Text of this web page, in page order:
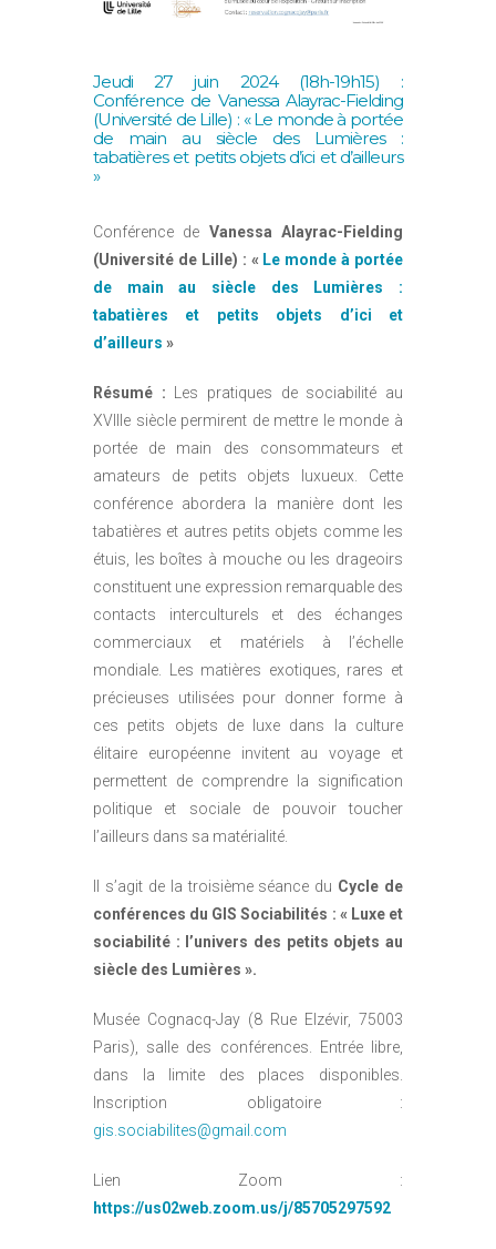
Jeudi 27 juin 2024 (18h-19h15) :
Conférence de Vanessa Alayrac-Fielding
(Université de Lille) : « Le monde à portée
de main au siècle des Lumières :
tabatières et petits objets d’ici et d’ailleurs
»
Conférence de Vanessa Alayrac-Fielding
(Université de Lille) : « Le monde à portée
de main au siècle des Lumières :
tabatières et petits objets d’ici et
d’ailleurs »
Résumé : Les pratiques de sociabilité au
XVIIIe siècle permirent de mettre le monde à
portée de main des consommateurs et
amateurs de petits objets luxueux. Cette
conférence abordera la manière dont les
tabatières et autres petits objets comme les
étuis, les boîtes à mouche ou les drageoirs
constituent une expression remarquable des
contacts interculturels et des échanges
commerciaux et matériels à l’échelle
mondiale. Les matières exotiques, rares et
précieuses utilisées pour donner forme à
ces petits objets de luxe dans la culture
élitaire européenne invitent au voyage et
permettent de comprendre la signification
politique et sociale de pouvoir toucher
l’ailleurs dans sa matérialité.
Il s’agit de la troisième séance du Cycle de
conférences du GIS Sociabilités : « Luxe et
sociabilité : l’univers des petits objets au
siècle des Lumières ».
Musée Cognacq-Jay (8 Rue Elzévir, 75003
Paris), salle des conférences. Entrée libre,
dans la limite des places disponibles.
Inscription obligatoire :
gis.sociabilites@gmail.com
Lien Zoom :
https://us02web.zoom.us/j/85705297592